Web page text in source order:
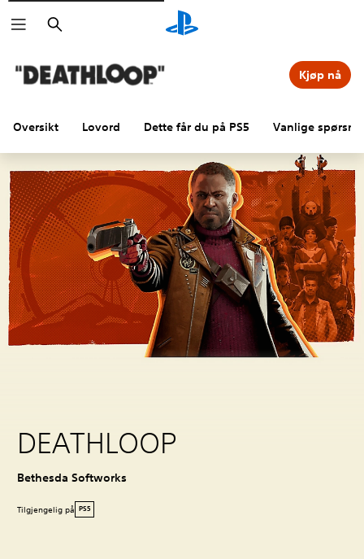
Søk
Oversikt Lovord Dette får du på PS5 Vanlige
Kjøp nå
DEATHLOOP
Bethesda Softworks
Tilgjengelig på PS5